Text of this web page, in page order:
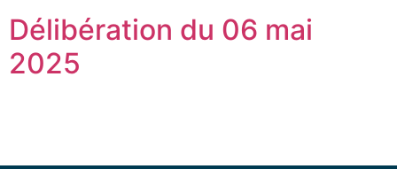
Délibération du 06 mai
2025